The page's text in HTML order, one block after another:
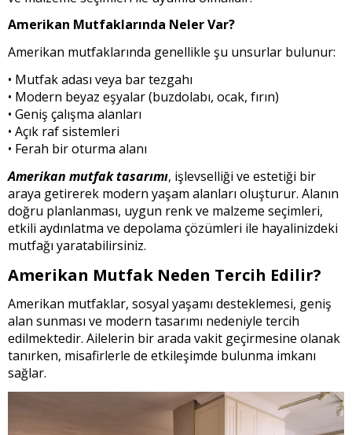
Amerikan Mutfaklarında Neler Var?
Amerikan mutfaklarında genellikle şu unsurlar bulunur:
• Mutfak adası veya bar tezgahı
• Modern beyaz eşyalar (buzdolabı, ocak, fırın)
• Geniş çalışma alanları
• Açık raf sistemleri
• Ferah bir oturma alanı
Amerikan mutfak tasarımı, işlevselliği ve estetiği bir
araya getirerek modern yaşam alanları oluşturur. Alanın
doğru planlanması, uygun renk ve malzeme seçimleri,
etkili aydınlatma ve depolama çözümleri ile hayalinizdeki
mutfağı yaratabilirsiniz.
Amerikan Mutfak Neden Tercih Edilir?
Amerikan mutfaklar, sosyal yaşamı desteklemesi, geniş
alan sunması ve modern tasarımı nedeniyle tercih
edilmektedir. Ailelerin bir arada vakit geçirmesine olanak
tanırken, misafirlerle de etkileşimde bulunma imkanı
sağlar.